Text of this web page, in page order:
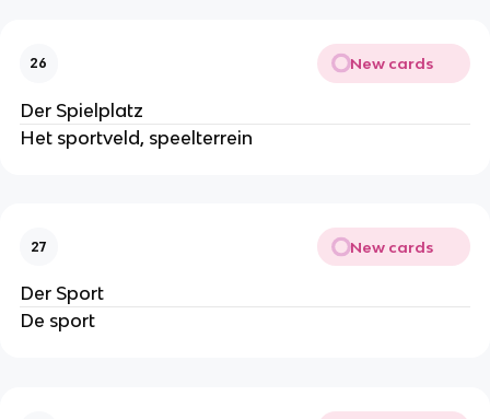
26 New cards
Der Spielplatz
Het sportveld, speelterrein
27 New cards
Der Sport
De sport